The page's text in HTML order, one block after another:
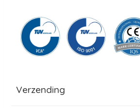
Verzending